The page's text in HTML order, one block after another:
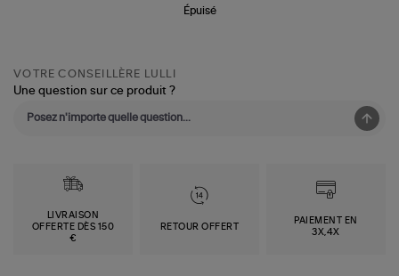
Épuisé
VOTRE CONSEILLÈRE LULLI
Une question sur ce produit ?
LIVRAISON
OFFERTE DÈS 150
€
RETOUR OFFERT
PAIEMENT EN
3X,4X